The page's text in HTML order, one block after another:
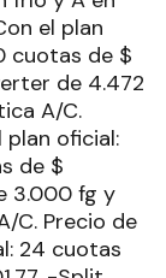
el plan
cuotas de $
de 4.472
A/C.
plan oficial:
de $
3.000 fg y
C. Precio de
24 cuotas